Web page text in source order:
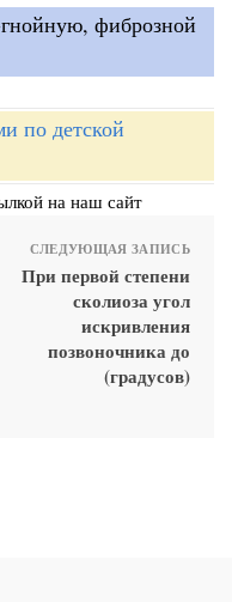
фиброзной
по детской
на наш сайт
СЛЕДУЮЩАЯ ЗАПИСЬ
При первой степени
сколиоза угол
искривления
позвоночника до
(градусов)